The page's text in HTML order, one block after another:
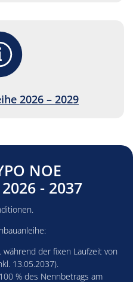
2026 – 2029
NOE
- 2037
während der fixen Laufzeit von
13.05.2037).
% des Nennbetrags am